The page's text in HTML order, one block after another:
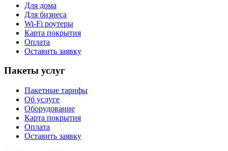
Для дома
Для бизнеса
Wi-Fi роутеры
Карта покрытия
Оплата
Оставить заявку
Пакеты услуг
Пакетные тарифы
Об услуге
Оборудование
Карта покрытия
Оплата
Оставить заявку